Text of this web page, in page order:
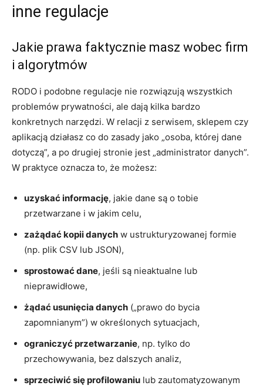
inne regulacje
Jakie prawa faktycznie masz wobec firm
i algorytmów
RODO i podobne regulacje nie rozwiązują wszystkich
problemów prywatności, ale dają kilka bardzo
konkretnych narzędzi. W relacji z serwisem, sklepem czy
aplikacją działasz co do zasady jako „osoba, której dane
dotyczą”, a po drugiej stronie jest „administrator danych”.
W praktyce oznacza to, że możesz:
uzyskać informację, jakie dane są o tobie
przetwarzane i w jakim celu,
zażądać kopii danych w ustrukturyzowanej formie
(np. plik CSV lub JSON),
sprostować dane, jeśli są nieaktualne lub
nieprawidłowe,
żądać usunięcia danych („prawo do bycia
zapomnianym”) w określonych sytuacjach,
ograniczyć przetwarzanie, np. tylko do
przechowywania, bez dalszych analiz,
sprzeciwić się profilowaniu lub zautomatyzowanym